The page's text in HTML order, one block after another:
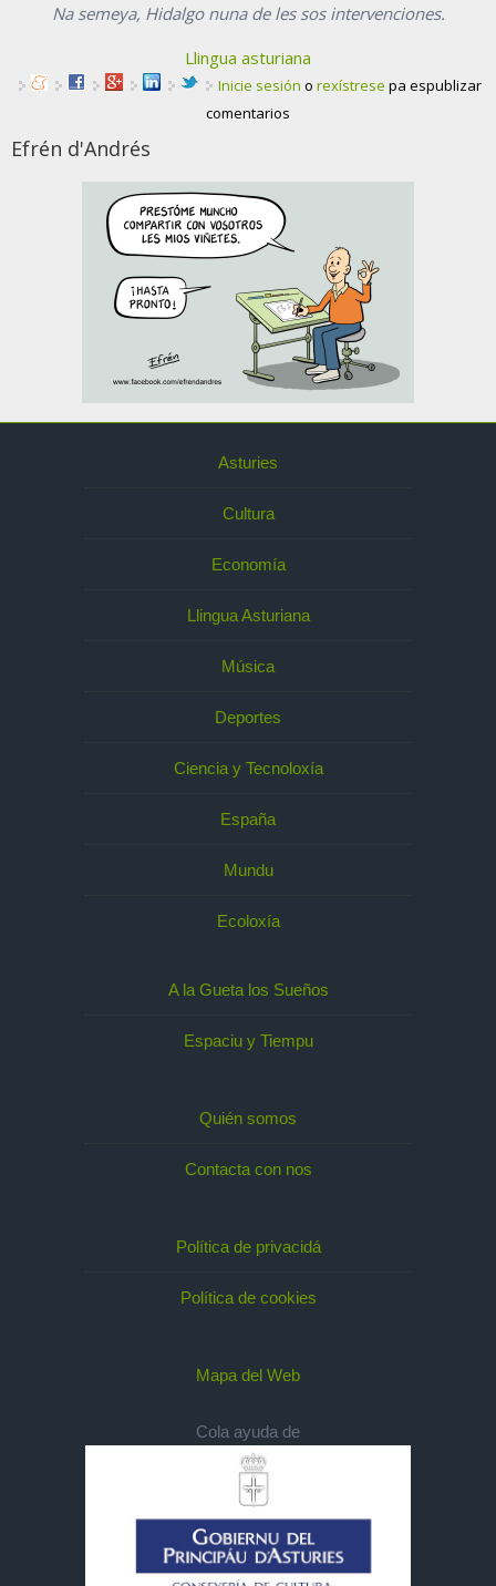
Na semeya, Hidalgo nuna de les sos intervenciones.
Llingua asturiana
Inicie sesión o rexístrese pa espublizar
comentarios
Efrén d'Andrés
Asturies
Cultura
Economía
Llingua Asturiana
Música
Deportes
Ciencia y Tecnoloxía
España
Mundu
Ecoloxía
A la Gueta los Sueños
Espaciu y Tiempu
Quién somos
Contacta con nos
Política de privacidá
Política de cookies
Mapa del Web
Cola ayuda de